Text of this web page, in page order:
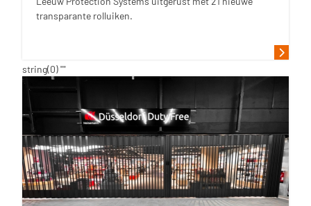
transparante rolluiken.
string(0) ""